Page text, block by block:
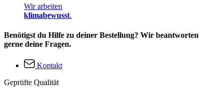
Wir arbeiten
klimabewusst.
Benötigst du Hilfe zu deiner Bestellung? Wir beantworten
gerne deine Fragen.
Kontakt
Geprüfte Qualität